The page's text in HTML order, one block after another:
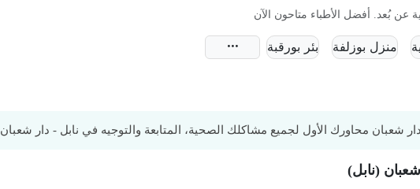
عن بُعد. أفضل الأطباء متاحون الآن
منزل بوزلفة بئر بورقبة
شعبان محاورك الأول لجميع مشاكلك الصحية، المتابعة والتوجيه في نابل - دار شعبان
(نابل)